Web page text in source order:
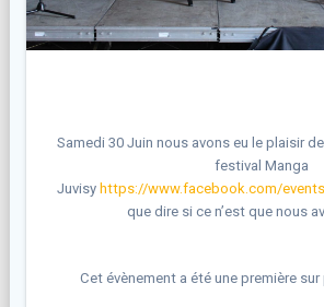
Samedi 30 Juin nous avons eu le plaisir
festival Manga
Juvisy https://www.facebook.com/
que dire si ce n’est que nous
Cet évènement a été une première